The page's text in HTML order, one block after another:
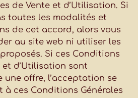
de Vente et d’Utilisation. Si
toutes les modalités et
de cet accord, alors vous
au site web ni utiliser les
Si ces Conditions
et d’Utilisation sont
une offre, l’acceptation se
à ces Conditions Générales